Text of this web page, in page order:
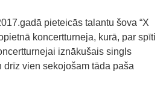
pieteicās talantu šova “X
koncertturneja, kurā, par spīti
iznākušais singls
vien sekojošam tāda paša